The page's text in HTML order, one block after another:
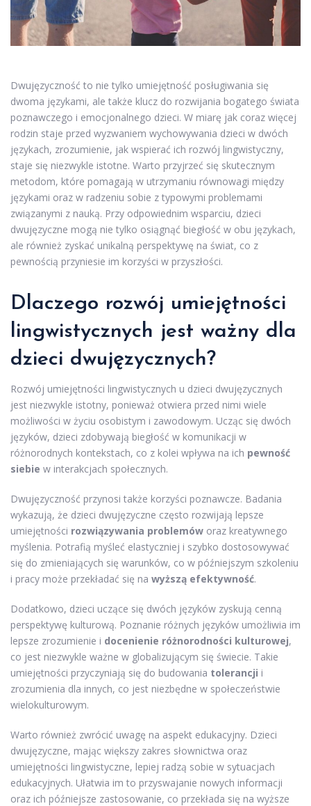
Dwujęzyczność to nie tylko umiejętność posługiwania się
dwoma językami, ale także klucz do rozwijania bogatego świata
poznawczego i emocjonalnego dzieci. W miarę jak coraz więcej
rodzin staje przed wyzwaniem wychowywania dzieci w dwóch
językach, zrozumienie, jak wspierać ich rozwój lingwistyczny,
staje się niezwykle istotne. Warto przyjrzeć się skutecznym
metodom, które pomagają w utrzymaniu równowagi między
językami oraz w radzeniu sobie z typowymi problemami
związanymi z nauką. Przy odpowiednim wsparciu, dzieci
dwujęzyczne mogą nie tylko osiągnąć biegłość w obu językach,
ale również zyskać unikalną perspektywę na świat, co z
pewnością przyniesie im korzyści w przyszłości.
Dlaczego rozwój umiejętności
lingwistycznych jest ważny dla
dzieci dwujęzycznych?
Rozwój umiejętności lingwistycznych u dzieci dwujęzycznych
jest niezwykle istotny, ponieważ otwiera przed nimi wiele
możliwości w życiu osobistym i zawodowym. Ucząc się dwóch
języków, dzieci zdobywają biegłość w komunikacji w
różnorodnych kontekstach, co z kolei wpływa na ich pewność
siebie w interakcjach społecznych.
Dwujęzyczność przynosi także korzyści poznawcze. Badania
wykazują, że dzieci dwujęzyczne często rozwijają lepsze
umiejętności rozwiązywania problemów oraz kreatywnego
myślenia. Potrafią myśleć elastyczniej i szybko dostosowywać
się do zmieniających się warunków, co w późniejszym szkoleniu
i pracy może przekładać się na wyższą efektywność.
Dodatkowo, dzieci uczące się dwóch języków zyskują cenną
perspektywę kulturową. Poznanie różnych języków umożliwia im
lepsze zrozumienie i docenienie różnorodności kulturowej,
co jest niezwykle ważne w globalizującym się świecie. Takie
umiejętności przyczyniają się do budowania tolerancji i
zrozumienia dla innych, co jest niezbędne w społeczeństwie
wielokulturowym.
Warto również zwrócić uwagę na aspekt edukacyjny. Dzieci
dwujęzyczne, mając większy zakres słownictwa oraz
umiejętności lingwistyczne, lepiej radzą sobie w sytuacjach
edukacyjnych. Ułatwia im to przyswajanie nowych informacji
oraz ich późniejsze zastosowanie, co przekłada się na wyższe